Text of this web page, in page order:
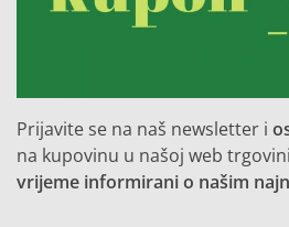
Prijavite se na naš newsletter i
na kupovinu u našoj web
vrijeme informirani o našim